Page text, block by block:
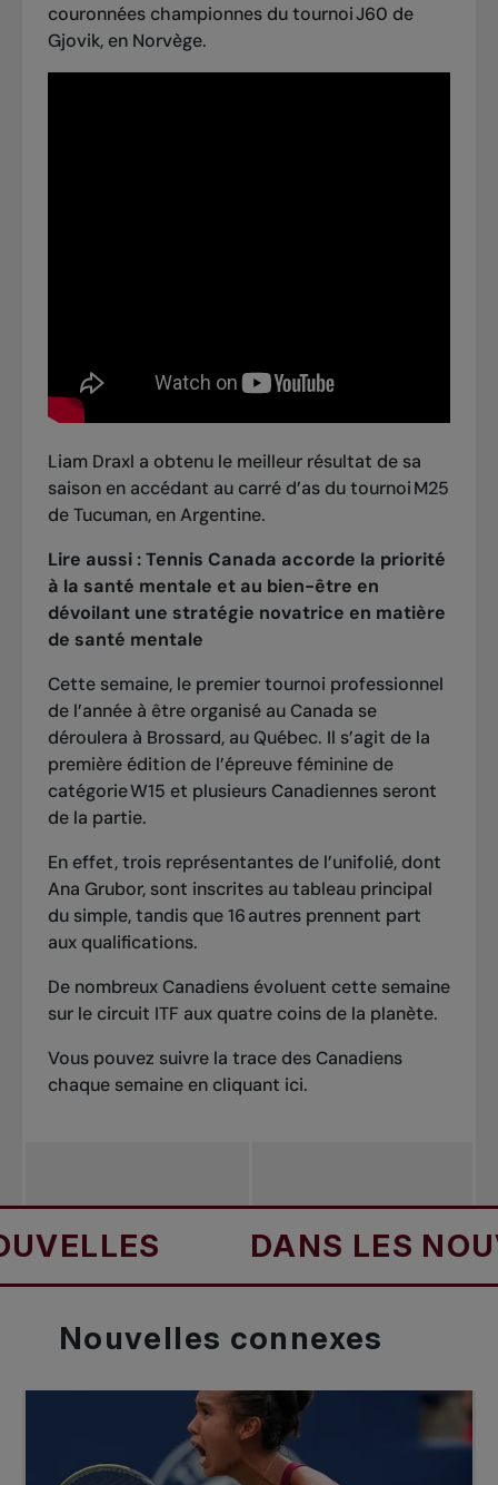
couronnées championnes du tournoi J60 de
Gjovik, en Norvège.
Liam Draxl a obtenu le meilleur résultat de sa
saison en accédant au carré d’as du tournoi M25
de Tucuman, en Argentine.
Lire aussi :Tennis Canada accorde la priorité
à la santé mentale et au bien-être en
dévoilant une stratégie novatrice en matière
de santé mentale
Cette semaine, le premier tournoi professionnel
de l’année à être organisé au Canada se
déroulera à Brossard, au Québec. Il s’agit de la
première édition de l’épreuve féminine de
catégorie W15 et plusieurs Canadiennes seront
de la partie.
En effet, trois représentantes de l’unifolié, dont
Ana Grubor, sont inscrites au tableau principal
du simple, tandis que 16 autres prennent part
aux qualifications.
De nombreux Canadiens évoluent cette semaine
sur le circuit ITF aux quatre coins de la planète.
Vous pouvez suivre la trace des Canadiens
chaque semaine en cliquant ici.
DANS LES
Nouvelles connexes